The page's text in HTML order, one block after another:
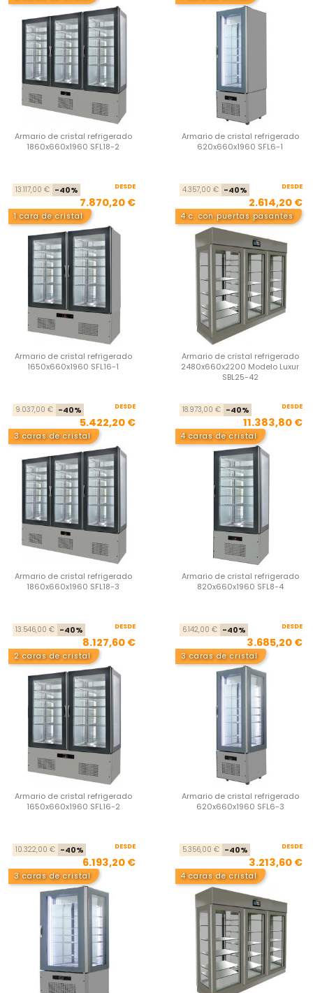
Armario de cristal refrigerado
1860x660x1960 SFL18-2
Precio base
13.117,00 € -40% Precio
DESDE
7.870,20 €
Armario de cristal refrigerado
620x660x1960 SFL6-1
4.357,00 € -40% DESDE
2.614,20 €
1 cara de cristal
Armario de cristal refrigerado
1650x660x1960 SFL16-1
Precio base
9.037,00 € -40% Precio
DESDE
5.422,20 €
4 c. con puertas pasantes
Armario de cristal refrigerado
2480x660x2200 Modelo Luxur
SBL25-42
18.973,00 € -40% DESDE
11.383,80 €
3 caras de cristal
Armario de cristal refrigerado
1860x660x1960 SFL18-3
Precio base
13.546,00 € -40% Precio
DESDE
8.127,60 €
4 caras de cristal
Armario de cristal refrigerado
820x660x1960 SFL8-4
6.142,00 € -40% DESDE
3.685,20 €
2 caras de cristal
Armario de cristal refrigerado
1650x660x1960 SFL16-2
Precio base
10.322,00 € -40% Precio
DESDE
6.193,20 €
3 caras de cristal
Armario de cristal refrigerado
620x660x1960 SFL6-3
5.356,00 € -40% DESDE
3.213,60 €
3 caras de cristal 4 caras de cristal